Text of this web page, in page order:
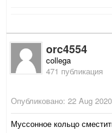
orc4554
collega
471 публикация
Опубликовано: 22 Aug 2020
Муссонное кольцо